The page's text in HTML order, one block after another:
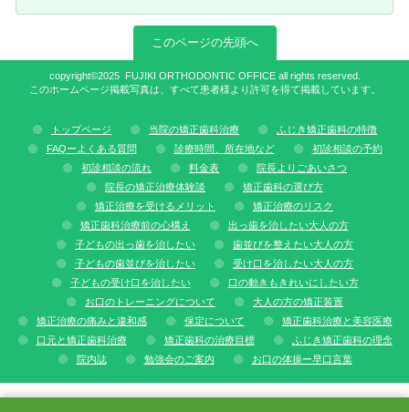
このページの先頭へ
copyright©2025 FUJIKI ORTHODONTIC OFFICE all rights reserved.
このホームページ掲載写真は、すべて患者様より許可を得て掲載しています。
トップページ 当院の矯正歯科治療
ふじき矯正歯科の特徴
FAQーよくある質問
診療時間、所在地など
初診相談の予約
初診相談の流れ
料金表
院長よりごあいさつ
院長の矯正治療体験談
矯正歯科の選び方
矯正治療を受けるメリット
矯正治療のリスク
矯正歯科治療前の心構え
出っ歯を治したい大人の方
子どもの出っ歯を治したい
歯並びを整えたい大人の方
子どもの歯並びを治したい
受け口を治したい大人の方
子どもの受け口を治したい
口の動きもきれいにしたい方
お口のトレーニングについて
大人の方の矯正装置
矯正治療の痛みと違和感
保定について
矯正歯科治療と美容医療
口元と矯正歯科治療
矯正歯科の治療目標
ふじき矯正歯科の理念
院内誌
勉強会のご案内 お口の体操ー早口言葉